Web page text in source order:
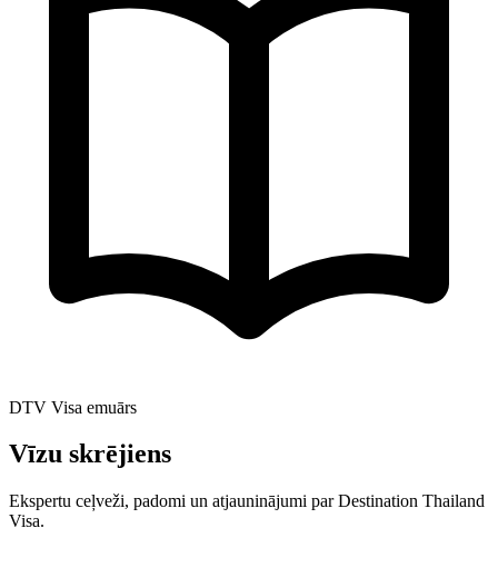
DTV Visa emuārs
Vīzu skrējiens
Ekspertu ceļveži, padomi un atjauninājumi par Destination Thailand
Visa.